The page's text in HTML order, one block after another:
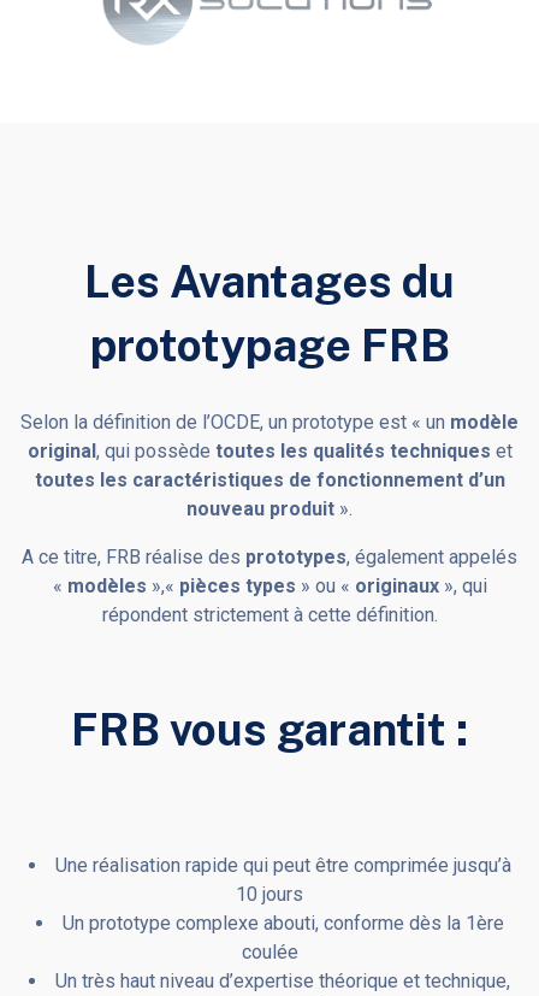
Les Avantages du
prototypage FRB
Selon la définition de l’OCDE, un prototype est « un modèle
original, qui possède toutes les qualités techniques et
toutes les caractéristiques de fonctionnement d’un
nouveau produit ».
A ce titre, FRB réalise des prototypes, également appelés
« modèles »,« pièces types » ou « originaux», qui
répondent strictement à cette définition.
FRB vous garantit :​
Une réalisation rapide qui peut être comprimée jusqu’à
10 jours
Un prototype complexe abouti, conforme dès la 1ère
coulée
Un très haut niveau d’expertise théorique et technique,